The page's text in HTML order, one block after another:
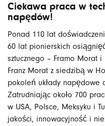
Ciekawa praca w
napędów!
Ponad 110 lat
60 lat pionierskich
sztucznego – Framo Morat
Franz Morat z siedzibą w
pokoleń układy napędowe
Zatrudniając około 700
w USA, Polsce, Meksyku i
jakości, innowacyjność i